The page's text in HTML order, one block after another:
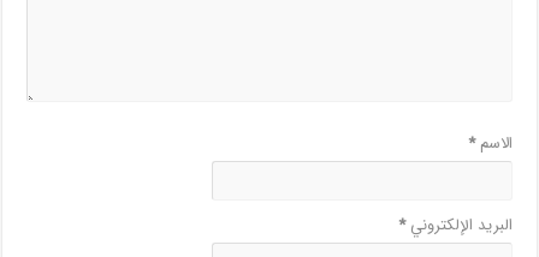
الاسم*
البريد الإلكتروني*